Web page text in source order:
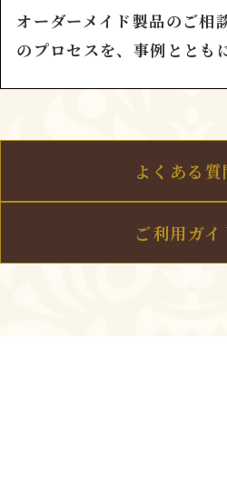
オーダーメイド製品のご相
のプロセスを、事例ととも
よくある質
ご利用ガイ